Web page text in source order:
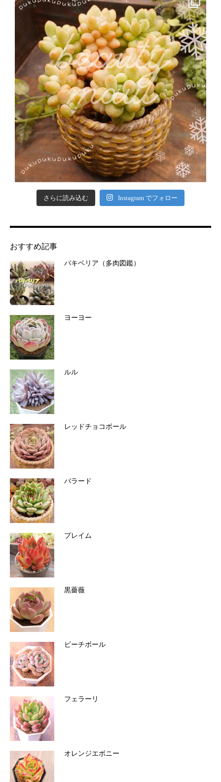
さらに読み込む Instagram でフォロー
おすすめ記事
パキベリア（多肉図鑑）
ヨーヨー
ルル
レッドチョコボール
バラード
プレイム
黒薔薇
ビーチボール
フェラーリ
オレンジエボニー